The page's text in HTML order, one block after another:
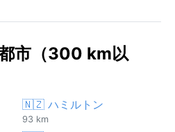
市（300 km以
🇳🇿 ハミルトン
93 km